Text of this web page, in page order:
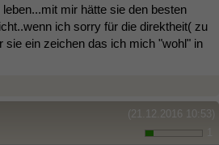
mir hätte sie den besten
ich sorry für die direktheit( zu
ein zeichen das ich mich "wohl" in
(21.12.2016 10:53)